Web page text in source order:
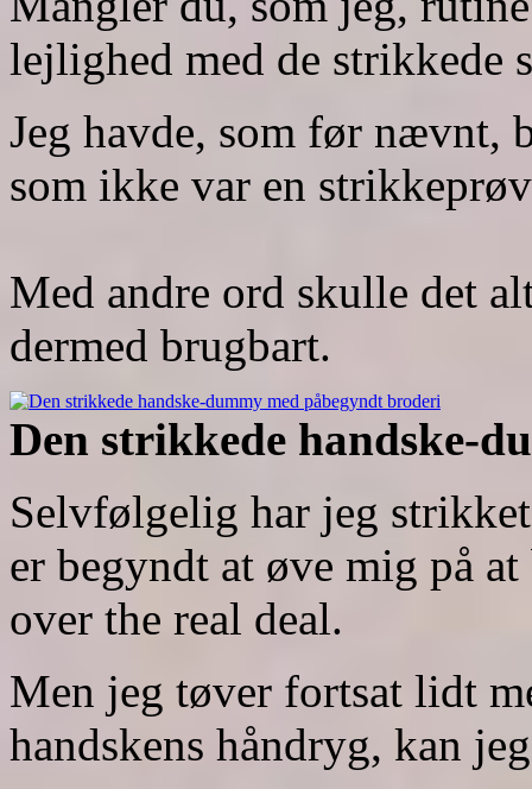
lejlighed med de strikkede
Jeg havde, som før nævnt,
som ikke var en
Med andre ord skulle det
dermed brugbart.
Den strikkede handske-
Selvfølgelig har jeg
er begyndt at øve mig på
over the real deal.
Men jeg tøver fortsat lidt
handskens håndryg, kan